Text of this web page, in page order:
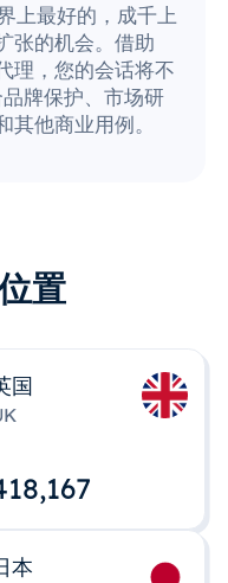
上最好的，成千上
张的机会。借助
理，您的会话将不
牌保护、市场研
他商业用例。
置
国
本